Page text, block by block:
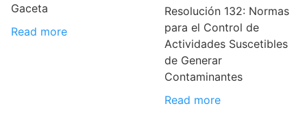
Gaceta
Read more
Resolución 132: Normas
para el Control de
Actividades Suscetibles
de Generar
Contaminantes
Read more